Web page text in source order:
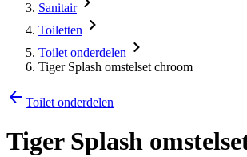
Sanitair
Toiletten
Toilet onderdelen
Tiger Splash omstelset chroom
Toilet onderdelen
Tiger Splash